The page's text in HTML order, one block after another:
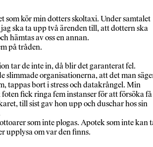
som kör min dotters skoltaxi. Under samtalet
ska ta upp två ärenden till, att dottern ska
hämtas av oss en annan.
på tråden.
tar de inte in, då blir det garanterat fel.
slimmade organisationerna, att det man
tappas bort i stress och datakrångel. Min
fick ringa fem instanser för att försöka få
till sist gav hon upp och duschar hos sin
som inte plogas. Apotek som inte kan
upplysa om var den finns.